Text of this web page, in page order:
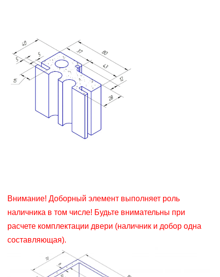
Внимание! Доборный элемент выполняет роль
наличника в том числе! Будьте внимательны при
расчете комплектации двери (наличник и добор одна
составляющая).